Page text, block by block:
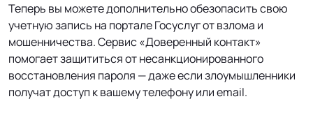
Теперь вы можете дополнительно обезопасить свою
учетную запись на портале Госуслуг от взлома и
мошенничества. Сервис «Доверенный контакт»
помогает защититься от несанкционированного
восстановления пароля — даже если злоумышленники
получат доступ к вашему телефону или email.